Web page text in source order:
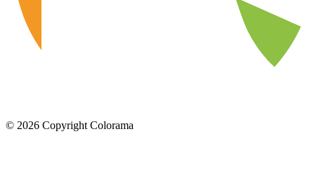
© 2026 Copyright Colorama